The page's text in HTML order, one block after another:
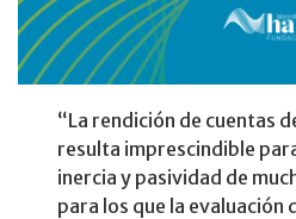
“La rendición de cuentas
resulta imprescindible
inercia y pasividad de
para los que la evaluación